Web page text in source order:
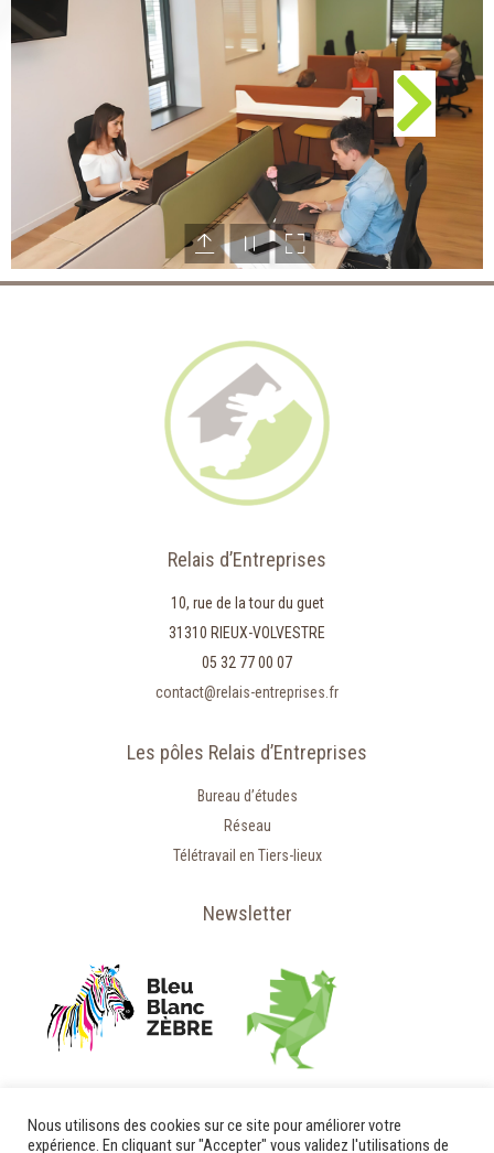
Relais d’Entreprises
10, rue de la tour du guet
31310 RIEUX-VOLVESTRE
05 32 77 00 07
contact@relais-entreprises.fr
Les pôles Relais d’Entreprises
Bureau d’études
Réseau
Télétravail en Tiers-lieux
Newsletter
Nous utilisons des cookies sur ce site pour améliorer votre
expérience. En cliquant sur "Accepter" vous validez l'utilisations de